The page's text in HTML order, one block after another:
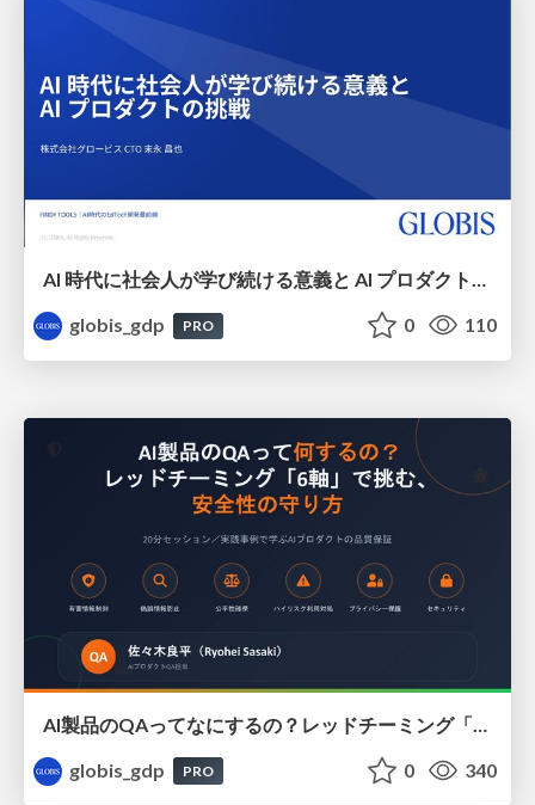
AI 時代に社会人が学び続ける意義と AI プロダクトの挑戦
globis_gdp
PRO 0 110
globis_gdp
PRO 0 340